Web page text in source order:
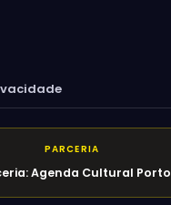
PARCERIA
Agenda Cultural Porto